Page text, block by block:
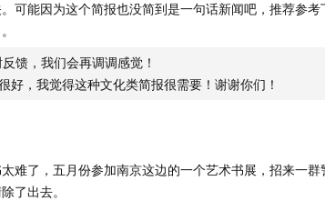
「十点跳台」起跳：
浅水区：
特
诞辰110周年
：
可能因为这个简报也没简到是一句话新闻吧，推荐参考
馈，我们会再调调感觉！
好，我觉得这种文化类简报很需要！谢谢你们！
难了，五月份参加南京这边的一个艺术书展，招来一群
了出去。